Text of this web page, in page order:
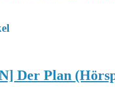
Der Plan